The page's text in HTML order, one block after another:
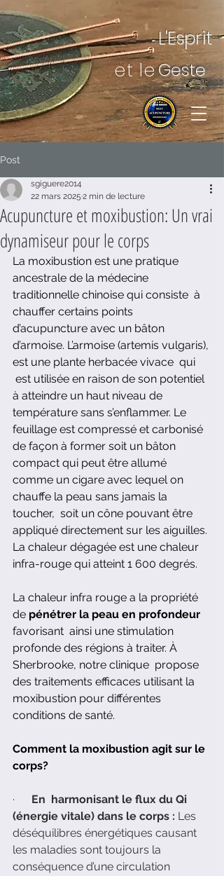
L'Esprit
et leGeste
Post
Acupuncture et moxibustion: Un vrai
dynamiseur pour le corps
sgiguere2014
22 mars 2025 2 min de lecture
La moxibustion est une pratique
ancestrale de la médecine
traditionnelle chinoise qui consiste  à
chauffer certains points
d’acupuncture avec un bâton
d’armoise. L’armoise (artemis vulgaris),
est une plante herbacée vivace  qui
est utilisée en raison de son potentiel
à atteindre un haut niveau de
température sans s’enflammer. Le
feuillage est compressé et carbonisé
de façon à former soit un bâton
compact qui peut être allumé
comme un cigare avec lequel on
chauffe la peau sans jamais la
toucher,  soit un cône pouvant être
appliqué directement sur les aiguilles.
La chaleur dégagée est une chaleur
infra-rouge qui atteint 1 600 degrés.
La chaleur infra rouge a la propriété
de pénétrer la peau en profondeur
favorisant  ainsi une stimulation
profonde des régions à traiter. À
Sherbrooke, notre clinique  propose
des traitements efficaces utilisant la
moxibustion pour différentes
conditions de santé.
Comment la moxibustion agit sur le
corps?
· En  harmonisant le flux du Qi
(énergie vitale) dans le corps : Les
déséquilibres énergétiques causant
les maladies sont toujours la
conséquence d’une circulation